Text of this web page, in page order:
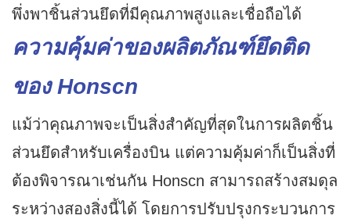
พึ่งพาชิ้นส่วนยึดที่มีคุณภาพสูงและเชื่อถือได้
ความคุ้มค่าของผลิตภัณฑ์ยึดติด
ของ Honscn
แม้ว่าคุณภาพจะเป็นสิ่งสำคัญที่สุดในการผลิตชิ้น
ส่วนยึดสำหรับเครื่องบิน แต่ความคุ้มค่าก็เป็นสิ่งที่
ต้องพิจารณาเช่นกัน Honscn สามารถสร้างสมดุล
ระหว่างสองสิ่งนี้ได้ โดยการปรับปรุงกระบวนการ